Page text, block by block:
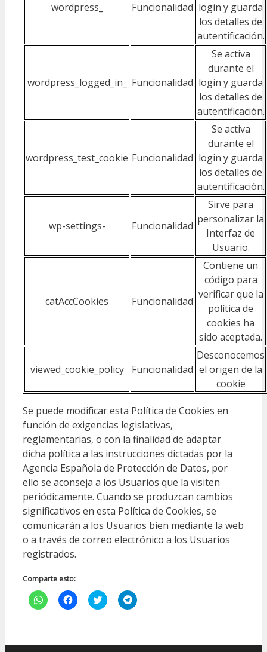
wordpress_ Funcionalidad login y guarda
los detalles de
autentificación.
wordpress_logged_in_ Funcionalidad
Se activa
durante el
login y guarda
los detalles de
autentificación.
wordpress_test_cookie Funcionalidad
Se activa
durante el
login y guarda
los detalles de
autentificación.
wp-settings- Funcionalidad
Sirve para
personalizar la
Interfaz de
Usuario.
catAccCookies Funcionalidad
Contiene un
código para
verificar que la
política de
cookies ha
sido aceptada.
viewed_cookie_policy Funcionalidad
Desconocemos
el origen de la
cookie
Se puede modificar esta Política de Cookies en
función de exigencias legislativas,
reglamentarias, o con la finalidad de adaptar
dicha política a las instrucciones dictadas por la
Agencia Española de Protección de Datos, por
ello se aconseja a los Usuarios que la visiten
periódicamente. Cuando se produzcan cambios
significativos en esta Política de Cookies, se
comunicarán a los Usuarios bien mediante la web
o a través de correo electrónico a los Usuarios
registrados.
Comparte esto:
Haz
clic
(Se
Haz
clic
(Se
Haz
clic
(Se
Haz
clic
(Se